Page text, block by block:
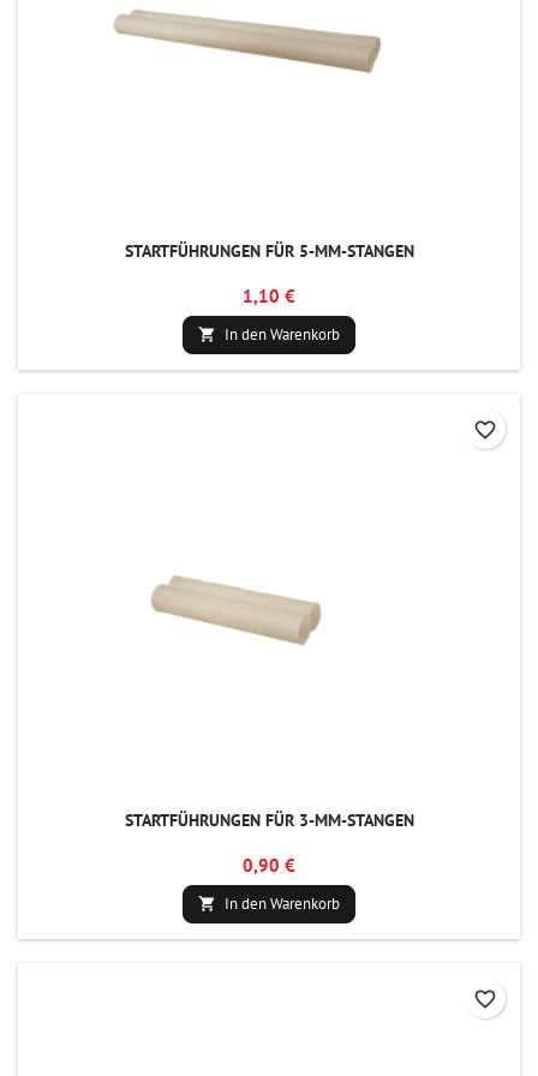
STARTFÜHRUNGEN FÜR 5-MM-STANGEN
1,10 €
 In den Warenkorb
STARTFÜHRUNGEN FÜR 3-MM-STANGEN
0,90 €
 In den Warenkorb
favorite_border
favorite_border